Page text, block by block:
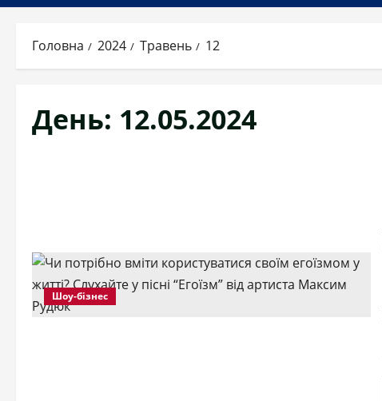
Головна 2024 Травень 12
День: 12.05.2024
Шоу-бізнес